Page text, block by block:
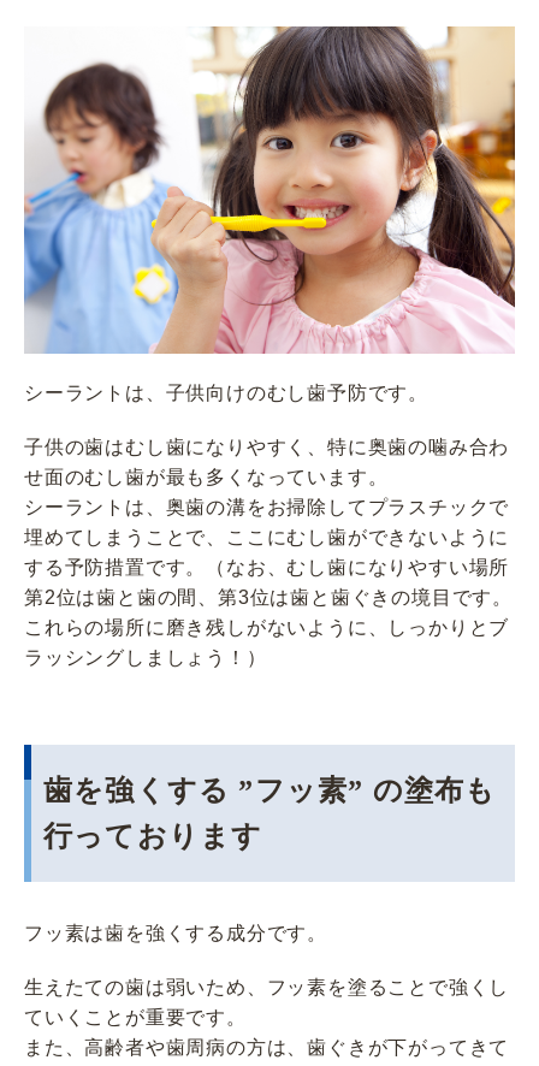
シーラントは、子供向けのむし歯予防です。
子供の歯はむし歯になりやすく、特に奥歯の噛み合わ
せ面のむし歯が最も多くなっています。
シーラントは、奥歯の溝をお掃除してプラスチックで
埋めてしまうことで、ここにむし歯ができないように
する予防措置です。（なお、むし歯になりやすい場所
第2位は歯と歯の間、第3位は歯と歯ぐきの境目です。
これらの場所に磨き残しがないように、しっかりとブ
ラッシングしましょう！）
歯を強くする ”フッ素” の塗布も
行っております
フッ素は歯を強くする成分です。
生えたての歯は弱いため、フッ素を塗ることで強くし
ていくことが重要です。
また、高齢者や歯周病の方は、歯ぐきが下がってきて